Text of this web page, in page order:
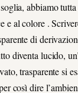
abbiamo
e al colore .
di
diventa lucido,
trasparente si
così dire